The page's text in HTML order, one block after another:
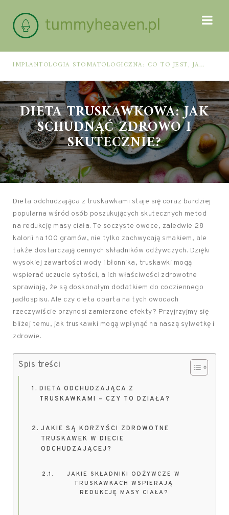
IMPLANTOLOGIA STOMATOLOGICZNA: CO TO JEST, JAK WYGLĄDA PROCES IMPLANTACJI I GOJENIA ORAZ DLA KOGO MA ZASTOSOWANIE
DIETA TRUSKAWKOWA: JAK
SCHUDNĄĆ ZDROWO I
SKUTECZNIE?
Dieta odchudzająca z truskawkami staje się coraz bardziej
popularna wśród osób poszukujących skutecznych metod
na redukcję masy ciała. Te soczyste owoce, zaledwie 28
kalorii na 100 gramów, nie tylko zachwycają smakiem, ale
także dostarczają cennych składników odżywczych. Dzięki
wysokiej zawartości wody i błonnika, truskawki mogą
wspierać uczucie sytości, a ich właściwości zdrowotne
sprawiają, że są doskonałym dodatkiem do codziennego
jadłospisu. Ale czy dieta oparta na tych owocach
rzeczywiście przynosi zamierzone efekty? Przyjrzyjmy się
bliżej temu, jak truskawki mogą wpłynąć na naszą sylwetkę i
zdrowie.
Spis treści
DIETA ODCHUDZAJĄCA Z
TRUSKAWKAMI – CZY TO DZIAŁA?
JAKIE SĄ KORZYŚCI ZDROWOTNE
TRUSKAWEK W DIECIE
ODCHUDZAJĄCEJ?
JAKIE SKŁADNIKI ODŻYWCZE W
TRUSKAWKACH WSPIERAJĄ
REDUKCJĘ MASY CIAŁA?